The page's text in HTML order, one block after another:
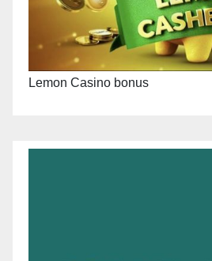
Lemon Casino bonus